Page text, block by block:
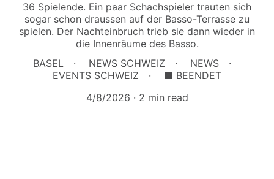
36 Spielende. Ein paar Schachspieler trauten sich
sogar schon draussen auf der Basso-Terrasse zu
spielen. Der Nachteinbruch trieb sie dann wieder in
die Innenräume des Basso.
BASEL
NEWS SCHWEIZ
NEWS
EVENTS SCHWEIZ
■ BEENDET
4/8/2026
2 min read